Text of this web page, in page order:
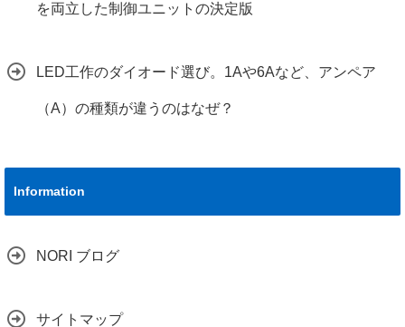
を両立した制御ユニットの決定版
LED工作のダイオード選び。1Aや6Aなど、アンペア
（A）の種類が違うのはなぜ？
Information
NORI ブログ
サイトマップ